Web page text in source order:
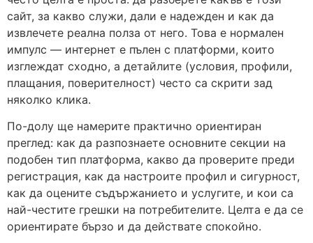
сайт, за какво служи, дали е надежден и как да
извлечете реална полза от него. Това е нормален
импулс — интернет е пълен с платформи, които
изглеждат сходно, а детайлите (условия, профили,
плащания, поверителност) често са скрити зад
няколко клика.
По-долу ще намерите практично ориентиран
преглед: как да разпознаете основните секции на
подобен тип платформа, какво да проверите преди
регистрация, как да настроите профил и сигурност,
как да оцените съдържанието и услугите, и кои са
най-честите грешки на потребителите. Целта е да се
ориентирате бързо и да действате спокойно.